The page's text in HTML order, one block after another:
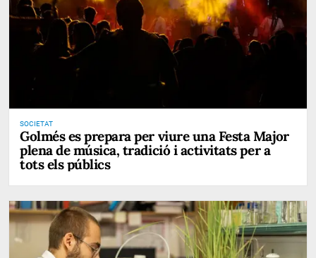
SOCIETAT
Golmés es prepara per viure una Festa Major
plena de música, tradició i activitats per a
tots els públics